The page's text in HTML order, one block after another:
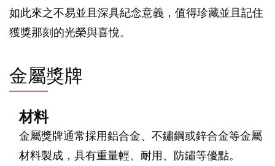
如此來之不易並且深具紀念意義，值得珍藏並且記住
獲獎那刻的光榮與喜悅。
金屬獎牌
材料
金屬獎牌通常採用鋁合金、不鏽鋼或鋅合金等金屬
材料製成，具有重量輕、耐用、防鏽等優點。